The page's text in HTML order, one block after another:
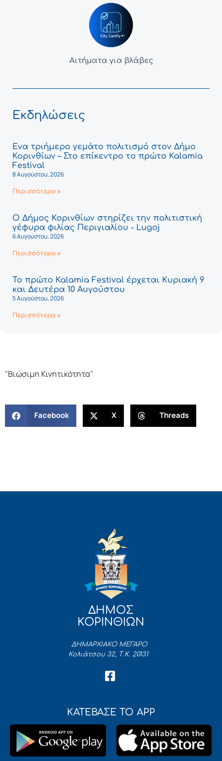
Αιτήματα για βλάβες
Εκδηλώσεις
Ένα τριήμερο γεμάτο πολιτισμό στον Δήμο
Κορινθίων – Στο επίκεντρο το πρώτο Kalamia
Festival
8 Αυγούστου, 2026
Περισσότερα »
Ο Δήμος Κορινθίων στηρίζει την πολιτιστική
γέφυρα φιλίας Περιγιαλίου - Lugoj
6 Αυγούστου, 2026
Περισσότερα »
Το πρώτο Kalamia Festival έρχεται Κυριακή 9
και Δευτέρα 10 Αυγούστου
5 Αυγούστου, 2026
Περισσότερα »
"Βιώσιμη Κινητικότητα"
Facebook X Threads
ΔΗΜΟΣ
ΚΟΡΙΝΘΙΩΝ
ΔΗΜΑΡΧΙΑΚΟ ΜΕΓΑΡΟ
Κολιάτσου 32, Τ.Κ. 20131
ΚΑΤΕΒΑΣΕ ΤΟ APP